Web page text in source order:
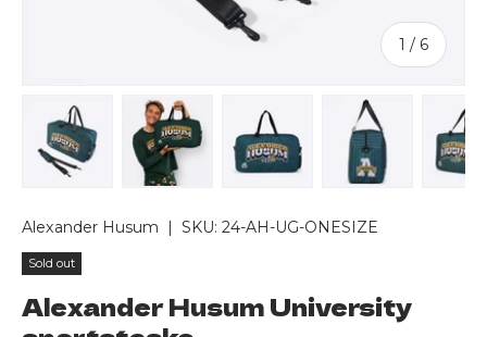
1 / of
6
Alexander Husum | SKU: 24-AH-UG-ONESIZE
Sold out
Alexander Husum University